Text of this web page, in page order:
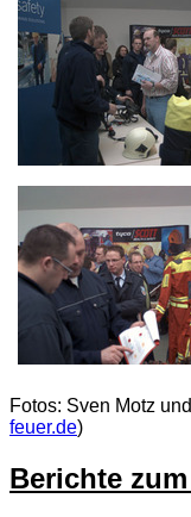
Fotos: Sven Motz
feuer.de)
Berichte